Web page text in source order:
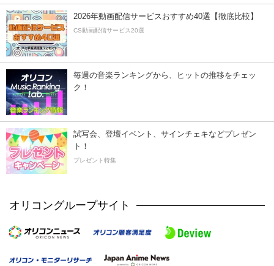
2026年動画配信サービスおすすめ40選【徹底比較】
CS動画配信サービス20選
毎週の音楽ランキングから、ヒットの推移をチェッ
ク！
試写会、登壇イベント、サインチェキなどプレゼン
ト！
プレゼント特集
オリコングループサイト